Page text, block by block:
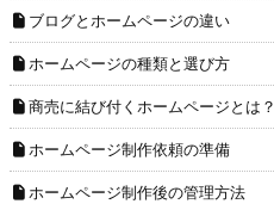
ブログとホームページの違い
ホームページの種類と選び方
商売に結び付くホームページとは？
ホームページ制作依頼の準備
ホームページ制作後の管理方法